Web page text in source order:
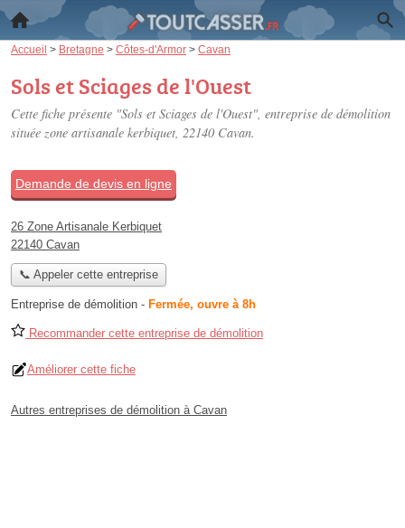
Accueil > Bretagne > Côtes-d'Armor > Cavan
Sols et Sciages de l'Ouest
Cette fiche présente "Sols et Sciages de l'Ouest", entreprise de démolition
située zone artisanale kerbiquet, 22140 Cavan.
Demande de devis en ligne
26 Zone Artisanale Kerbiquet
22140 Cavan
📞 Appeler cette entreprise
Entreprise de démolition - Fermée, ouvre à 8h
Recommander cette entreprise de démolition
Améliorer cette fiche
Autres entreprises de démolition à Cavan